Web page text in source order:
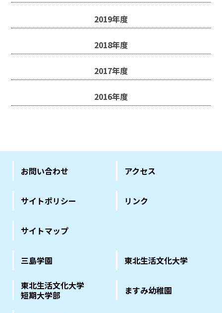
2019年度
2018年度
2017年度
2016年度
お問い合わせ アクセス
サイトポリシー リンク
サイトマップ
三島学園 東北生活文化大学
東北生活文化大学
短期大学部
ますみ幼稚園